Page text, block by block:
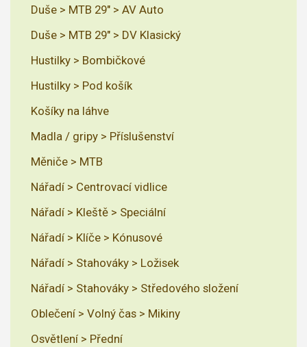
Duše > MTB 29" > AV Auto
Duše > MTB 29" > DV Klasický
Hustilky > Bombičkové
Hustilky > Pod košík
Košíky na láhve
Madla / gripy > Příslušenství
Měniče > MTB
Nářadí > Centrovací vidlice
Nářadí > Kleště > Speciální
Nářadí > Klíče > Kónusové
Nářadí > Stahováky > Ložisek
Nářadí > Stahováky > Středového složení
Oblečení > Volný čas > Mikiny
Osvětlení > Přední